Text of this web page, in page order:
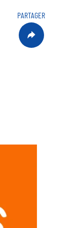
PARTAGER